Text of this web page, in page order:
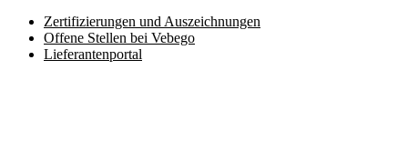
Zertifizierungen und Auszeichnungen
Offene Stellen bei Vebego
Lieferantenportal